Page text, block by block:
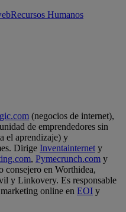
Recursos Humanos
(negocios de internet),
de emprendedores sin
el aprendizaje) y
Dirige Inventainternet y
, Pymecrunch.com y
consejero en Worthidea,
y Linkovery. Es responsable
online en EOI y